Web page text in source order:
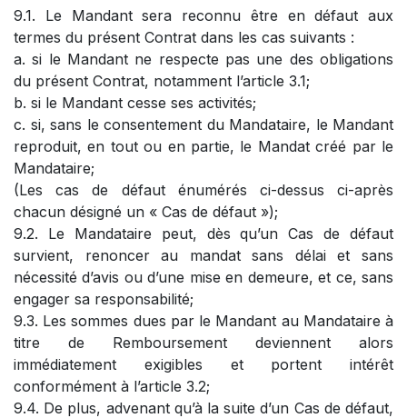
9.1. Le Mandant sera reconnu être en défaut aux
termes du présent Contrat dans les cas suivants :
a. si le Mandant ne respecte pas une des obligations
du présent Contrat, notamment l’article 3.1;
b. si le Mandant cesse ses activités;
c. si, sans le consentement du Mandataire, le Mandant
reproduit, en tout ou en partie, le Mandat créé par le
Mandataire;
(Les cas de défaut énumérés ci-dessus ci-après
chacun désigné un « Cas de défaut »);
9.2. Le Mandataire peut, dès qu’un Cas de défaut
survient, renoncer au mandat sans délai et sans
nécessité d’avis ou d’une mise en demeure, et ce, sans
engager sa responsabilité;
9.3. Les sommes dues par le Mandant au Mandataire à
titre de Remboursement deviennent alors
immédiatement exigibles et portent intérêt
conformément à l’article 3.2;
9.4. De plus, advenant qu’à la suite d’un Cas de défaut,